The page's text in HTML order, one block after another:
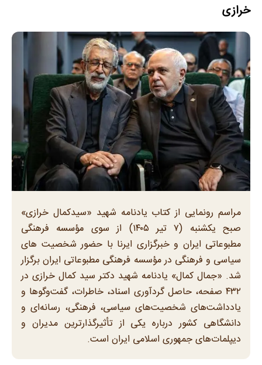
خرازی
مراسم رونمایی از کتاب یادنامه شهید «سیدکمال خرازی»
صبح یکشنبه (۷ تیر ۱۴۰۵) از سوی مؤسسه فرهنگی
مطبوعاتی ایران و خبرگزاری ایرنا با حضور شخصیت های
سیاسی و فرهنگی در مؤسسه فرهنگی مطبوعاتی ایران برگزار
شد. «جمال کمال» یادنامه شهید دکتر سید کمال خرازی در
۴۳۲ صفحه‌، حاصل گردآوری اسناد، خاطرات، گفت‌وگوها و
یادداشت‌های شخصیت‌های سیاسی، فرهنگی، رسانه‌ای و
دانشگاهی کشور درباره یکی از تأثیرگذارترین مدیران و
دیپلمات‌های جمهوری اسلامی ایران است.